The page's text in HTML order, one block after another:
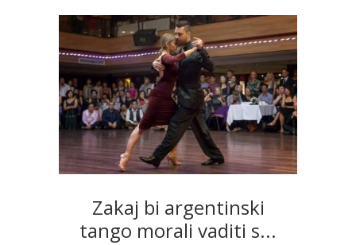
Zakaj bi argentinski
tango morali vaditi s...